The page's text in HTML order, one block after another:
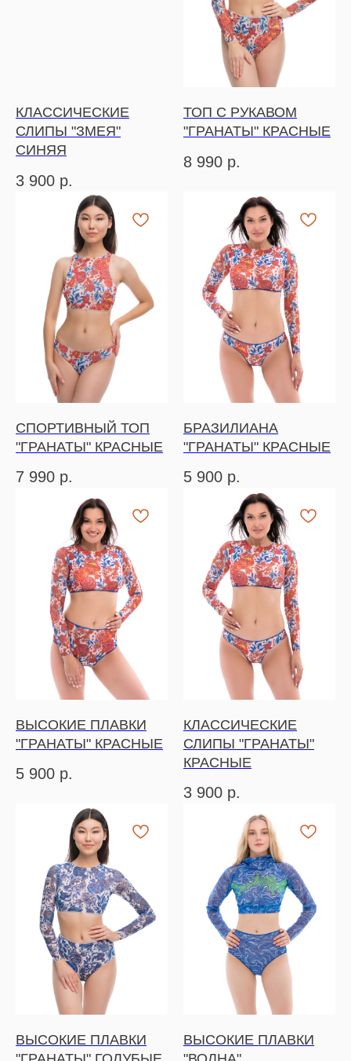
КЛАССИЧЕСКИЕ
СЛИПЫ "ЗМЕЯ"
СИНЯЯ
3 900 р.
ТОП С РУКАВОМ
"ГРАНАТЫ" КРАСНЫЕ
8 990 р.
СПОРТИВНЫЙ ТОП
"ГРАНАТЫ" КРАСНЫЕ
7 990 р.
БРАЗИЛИАНА
"ГРАНАТЫ" КРАСНЫЕ
5 900 р.
ВЫСОКИЕ ПЛАВКИ
"ГРАНАТЫ" КРАСНЫЕ
5 900 р.
КЛАССИЧЕСКИЕ
СЛИПЫ "ГРАНАТЫ"
КРАСНЫЕ
3 900 р.
ВЫСОКИЕ ПЛАВКИ
ВЫСОКИЕ ПЛАВКИ